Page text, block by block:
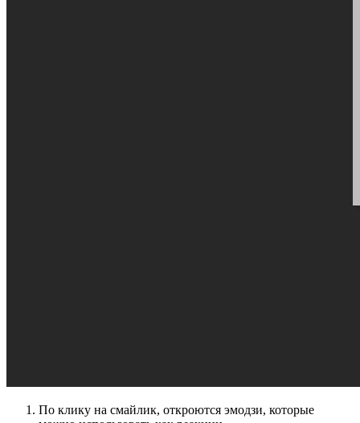
По клику на смайлик, откроются эмодзи, которые